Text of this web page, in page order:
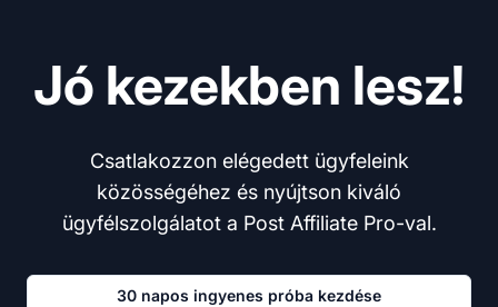
Jó kezekben lesz!
Csatlakozzon elégedett ügyfeleink
közösségéhez és nyújtson kiváló
ügyfélszolgálatot a Post Affiliate Pro-val.
30 napos ingyenes próba kezdése